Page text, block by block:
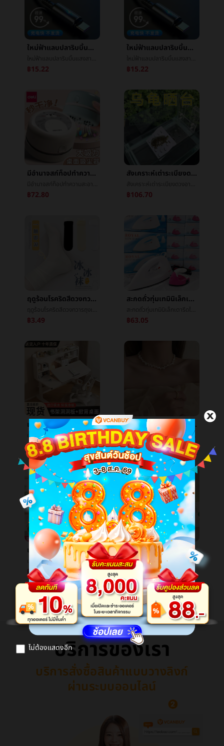
ไม่ต้องแสดงอีก
ใหม่ฟ้าแลบปลาริบบิ้นแสงสานบรรทัดข้อมูลเหมาะสมแอปเปิลแอนดรูtypec40Wหัวเว่ยโทรศัพท์การชาร์จไฟเส้น
฿15.22
ใหม่ฟ้าแลบปลาริบบิ้นแสงสานบรรทัดข้อมูลเหมาะสมแอปเปิลแอนดรูtypec40Wหัวเว่ยโทรศัพท์การชาร์จไฟเส้น
฿15.22
มีอำนาจสก์ท็อปทำความสะอาดหายใจยางลบเศษหายใจå°å¨นักเรียนใช้มินิเด็กใหญ่หายใจåการชาร์จไฟหายใจสีเทา
฿72.80
สังเคราะห์เต่าระเบียงดวงอาทิตย์ด้านหลังปีนไต้หวันแขวนผนังเบ็ดเต่าภาษีมูลค่าเพิ่มกล่องปีนลาดปีนหิ้งæ°´æกล่องเกาะลอยน้ำสูงระดับน้ำ
฿106.70
ฤดูร้อนโรคริดสีดวงทวารถุงเท้าหญิงไนลอนCozyระบายอากาศได้ดีน้ำแข็งถุงน่องวันแผนกลูกอมสีบางย่อหน้าในหลอดตะบันน้ำแข็งน้ำแข็งถุงเท้า
฿3.49
สะกดถั่วทุ่มเทมินิเล็กเตารีดไฟฟ้าสะกดสะกดถั่วแห้งเหล็กคู่มือร้อนเพชรทารกเสื้อผ้าdiyร้อนç»
฿63.05
เด็กตารางการศึกษานักเรียนเคาน์เตอร์สามารถลงมือหมุนเนื้อไม้โต๊ะเรียนนักเรียนยกด้านหลังโต๊ะเขียนหนังสือคอมพิวเตอร์ตาราง
เด็กตารางการศึกษานักเรียนเคาน์เตอร์สามารถลงมือหมุนเนื้อไม้โต๊ะเรียนนักเรียนยกด้านหลังโต๊ะเขียนหนังสือคอมพิวเตอร์ตาราง
฿2,064.66
Retroอารมณ์ใหม่แสงฟุ่มเฟือยคัดลอกไข่มุกสร้อยคอหญิงชนกลุ่มน้อยขนาดเล็กสูงออกแบบกระดูกไหปลาร้าโซ่ร้อยเอาฤดูใบไม้ผลิคอโซ่
Retroอารมณ์ใหม่แสงฟุ่มเฟือยคัดลอกไข่มุกสร้อยคอหญิงชนกลุ่มน้อยขนาดเล็กสูงออกแบบกระดูกไหปลาร้าโซ่ร้อยเอาฤดูใบไม้ผลิคอโซ่
฿23.57
เพลงความฉลาดเด็กเลื่อยเล็ก3-6ปีที่ผ่านมาสูงçความฉลาดของเล่นสอนพัฒนาทารกต้นเรียนรู้กระดาษภาษาอังกฤษเลื่อยเล็ก
เพลงความฉลาดเด็กเลื่อยเล็ก3-6ปีที่ผ่านมาสูงçความฉลาดของเล่นสอนพัฒนาทารกต้นเรียนรู้กระดาษภาษาอังกฤษเลื่อยเล็ก
฿19.64
เมตรCherหายใจกระดาษน้ำมันบนใบหน้านางสาวการควบคุมน้ำมันสะอาดรวยหายใจพื้นผิวใบหน้าไปกระดาษน้ำมันถ่านหายใจน้ำมันพื้นผิวçº¸
เมตรCherหายใจกระดาษน้ำมันบนใบหน้านางสาวการควบคุมน้ำมันสะอาดรวยหายใจพื้นผิวใบหน้าไปกระดาษน้ำมันถ่านหายใจน้ำมันพื้นผิวçº¸
฿8.28
ดูสินค้าเพิ่ม
บริการของเรา
บริการสั่งซื้อสินค้าแบบวางลิงก์
ผ่านระบบออนไลน์